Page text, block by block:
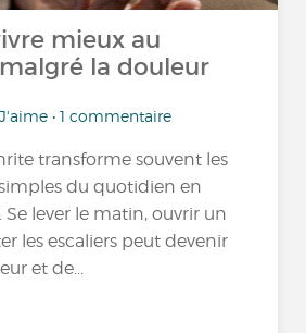
mieux au
la douleur
• 1 commentaire
transforme souvent les
du quotidien en
Se lever le matin, ouvrir un
les escaliers peut devenir
et de...